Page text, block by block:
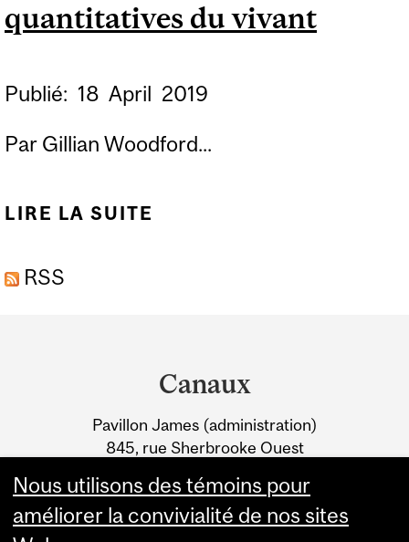
MALADIES
quantitatives du vivant
Publié: 18 April 2019
Par Gillian Woodford...
LIRE LA SUITE
RSS
Information
Canaux
Pavillon James (administration)
845, rue Sherbrooke Ouest
Nous utilisons des témoins pour
améliorer la convivialité de nos sites